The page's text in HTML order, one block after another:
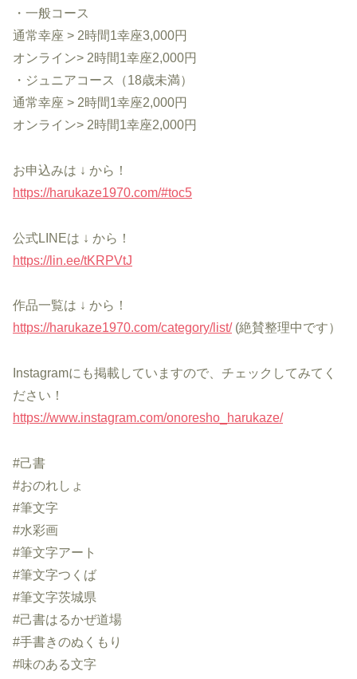
・一般コース
通常幸座 > 2時間1幸座3,000円
オンライン> 2時間1幸座2,000円
・ジュニアコース（18歳未満）
通常幸座 > 2時間1幸座2,000円
オンライン> 2時間1幸座2,000円
お申込みは ↓ から！
https://harukaze1970.com/#toc5
公式LINEは ↓ から！
https://lin.ee/tKRPVtJ
作品一覧は ↓ から！
https://harukaze1970.com/category/list/ (絶賛整理中です）
Instagramにも掲載していますので、チェックしてみてく
ださい！
https://www.instagram.com/onoresho_harukaze/
#己書
#おのれしょ
#筆文字
#水彩画
#筆文字アート
#筆文字つくば
#筆文字茨城県
#己書はるかぜ道場
#手書きのぬくもり
#味のある文字